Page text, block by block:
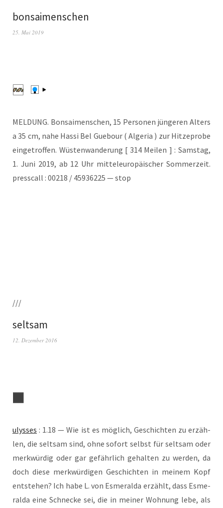
bonsaimenschen
25. Mai 2019
MELDUNG. Bon­sai­men­schen, 15 Per­so­nen jün­ge­ren Alters
a 35 cm, nahe Has­si Bel Gue­bour ( Alge­ria ) zur Hit­ze­pro­be
ein­ge­trof­fen. Wüs­ten­wan­de­rung [ 314 Mei­len ] : Sams­tag,
1. Juni 2019, ab 12 Uhr mit­tel­eu­ro­päi­scher Som­mer­zeit.
presscall : 00218 / 45936225 — stop
///
seltsam
12. Dezember 2016
ulys­ses : 1.18 — Wie ist es mög­lich, Geschich­ten zu erzäh­
len, die selt­sam sind, ohne sofort selbst für selt­sam oder
merk­wür­dig oder gar gefähr­lich gehal­ten zu wer­den, da
doch die­se merk­wür­di­gen Geschich­ten in mei­nem Kopf
ent­ste­hen? Ich habe L. von Esme­ral­da erzählt, dass Esme­
ral­da eine Schne­cke sei, die in mei­ner Woh­nung lebe, als